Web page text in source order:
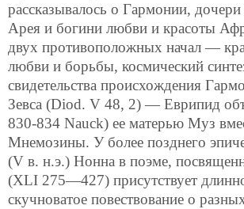
рассказывалось о Гармонии,
Арея и богини любви и красоты
двух противоположных начал —
любви и борьбы, космический
свидетельства происхождения
Зевса (Diod. V 48, 2) — Еврипид
830-834 Nauck) ее матерью Муз
Мнемозины. У более позднего
(V в. н.э.) Нонна в поэме,
(XLI 275—427) присутствует
скучноватое повествование о